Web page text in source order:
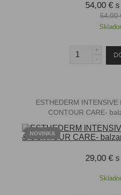
54,00 € s
54,00
ESTHEDERM INTENSIVE
CONTOUR CARE-
NOVINKA
29,00 € s